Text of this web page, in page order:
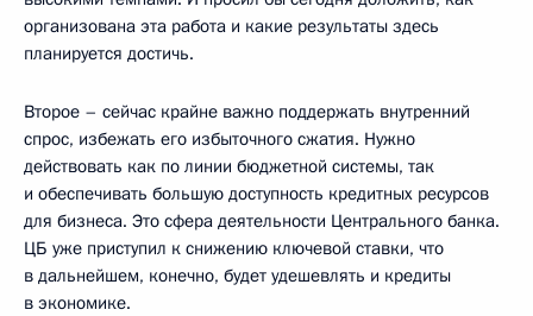
организована эта работа и какие результаты здесь
планируется достичь.
Второе – сейчас крайне важно поддержать внутренний
спрос, избежать его избыточного сжатия. Нужно
действовать как по линии бюджетной системы, так
и обеспечивать большую доступность кредитных ресурсов
для бизнеса. Это сфера деятельности Центрального банка.
ЦБ уже приступил к снижению ключевой ставки, что
в дальнейшем, конечно, будет удешевлять и кредиты
в экономике.